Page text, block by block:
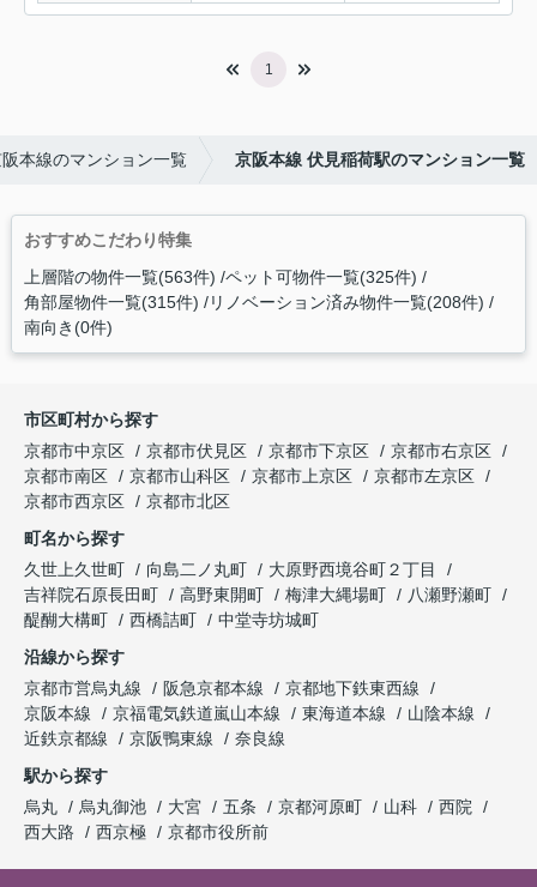
1
本線のマンション一覧 京阪本線 伏見稲荷駅のマンション一覧
おすすめこだわり特集
上層階の物件一覧(563件) ペット可物件一覧(325件)
角部屋物件一覧(315件) リノベーション済み物件一覧(208件)
南向き(0件)
市区町村から探す
京都市中京区
京都市伏見区 京都市下京区
京都市右京区
京都市南区
京都市山科区 京都市上京区
京都市左京区
京都市西京区
京都市北区
町名から探す
久世上久世町
向島二ノ丸町
大原野西境谷町２丁目
吉祥院石原長田町
高野東開町 梅津大縄場町
八瀬野瀬町
醍醐大構町
西橋詰町
中堂寺坊城町
沿線から探す
京都市営烏丸線
阪急京都本線
京都地下鉄東西線
京阪本線
京福電気鉄道嵐山本線 東海道本線
山陰本線
近鉄京都線
京阪鴨東線
奈良線
駅から探す
烏丸
烏丸御池 大宮 五条 京都河原町 山科
西院
西大路
西京極 京都市役所前